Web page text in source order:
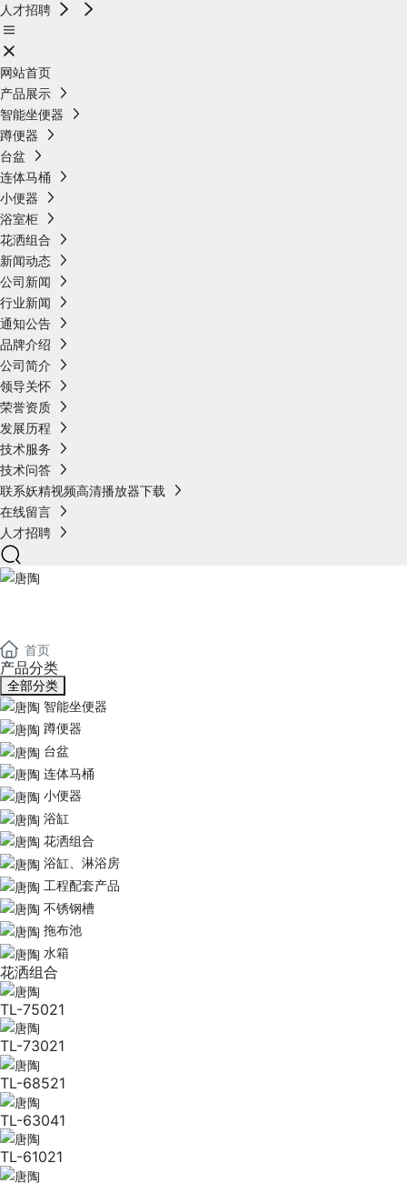
人才招聘
网站首页
产品展示
智能坐便器
蹲便器
台盆
连体马桶
小便器
浴室柜
花洒组合
新闻动态
公司新闻
行业新闻
通知公告
品牌介绍
公司简介
领导关怀
荣誉资质
发展历程
技术服务
技术问答
联系妖精视频高清播放器下载
在线留言
人才招聘
首页
产品分类
全部分类
智能坐便器
蹲便器
台盆
连体马桶
小便器
浴缸
花洒组合
浴缸、淋浴房
工程配套产品
不锈钢槽
拖布池
水箱
花洒组合
TL-75021
TL-73021
TL-68521
TL-63041
TL-61021